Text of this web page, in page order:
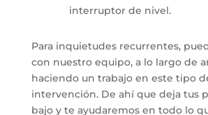
interruptor de nivel.
Para inquietudes recurrentes,
con nuestro equipo, a lo largo de
haciendo un trabajo en este tipo
intervención. De ahí que deja tus
bajo y te ayudaremos en todo lo